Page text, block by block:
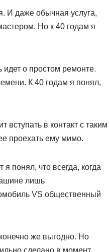
И даже обычная услуга,
Но к 40 годам я
идет о простом ремонте.
К 40 годам я понял,
вступать в контакт с таким
проехать ему мимо.
понял, что всегда, когда
лишь
VS общественный
же выгодно. Но
сделано в момент